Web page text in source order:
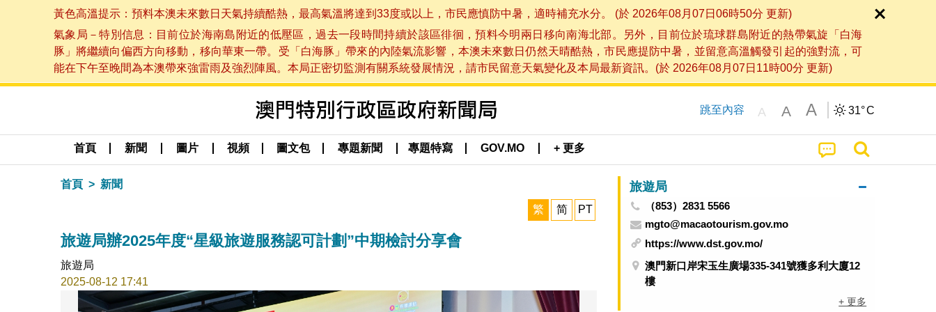
黃色高溫提示：預料本澳未來數日天氣持續酷熱，最高氣溫將達到33度或以上，市民應慎防中暑，適時補充水分。 (於 2026年08月07日06時50分 更新)
氣象局－特別信息：目前位於海南島附近的低壓區，過去一段時間持續於該區徘徊，預料今明兩日移向南海北部。另外，目前位於琉球群島附近的熱帶氣旋「白海
豚」將繼續向偏西方向移動，移向華東一帶。受「白海豚」帶來的內陸氣流影響，本澳未來數日仍然天晴酷熱，市民應提防中暑，並留意高溫觸發引起的強對流，可
能在下午至晚間為本澳帶來強雷雨及強烈陣風。本局正密切監測有關系統發展情況，請市民留意天氣變化及本局最新資訊。(於 2026年08月07日11時00分 更新)
跳至內容 A A A 31°C
首頁 新聞 圖片 視頻 圖文包 專題新聞 專題特寫 GOV.MO + 更多
首頁 新聞
繁 简 PT
旅遊局辦2025年度“星級旅遊服務認可計劃”中期檢討分享會
旅遊局
2025-08-12 17:41
旅遊局
（853）2831 5566
mgto@macaotourism.gov.mo
https://www.dst.gov.mo/
澳門新口岸宋玉生廣場335-341號獲多利大廈12
樓
+ 更多